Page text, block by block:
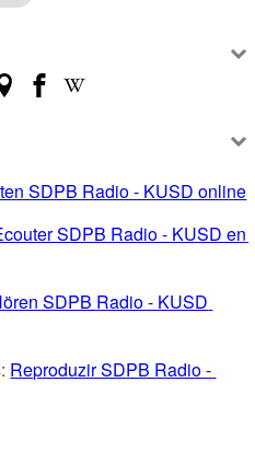
SDPB Radio - KUSD online
SDPB Radio - KUSD en
SDPB Radio - KUSD
Reproduzir SDPB Radio -